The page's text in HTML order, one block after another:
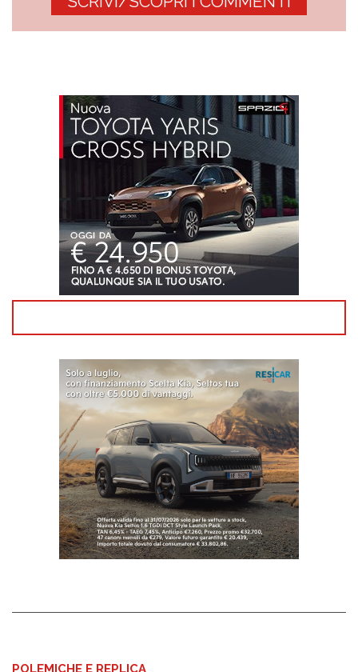
POLEMICHE E REPLICA